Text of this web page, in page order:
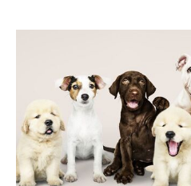
d
č
a
m
e